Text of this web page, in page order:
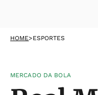
HOME>ESPORTES
MERCADO DA BOLA